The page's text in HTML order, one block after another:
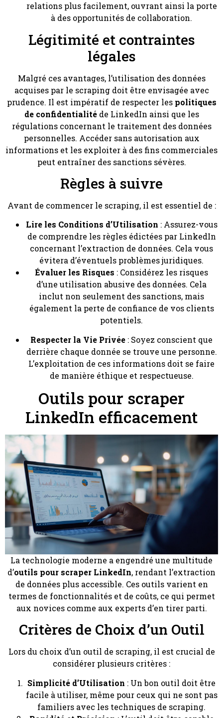
relations plus facilement, ouvrant ainsi la porte
à des opportunités de collaboration.
Légitimité et contraintes
légales
Malgré ces avantages, l’utilisation des données
acquises par le scraping doit être envisagée avec
prudence. Il est impératif de respecter les politiques
de confidentialitéde LinkedIn ainsi que les
régulations concernant le traitement des données
personnelles. Accéder sans autorisation aux
informations et les exploiter à des fins commerciales
peut entraîner des sanctions sévères.
Règles à suivre
Avant de commencer le scraping, il est essentiel de :
Lire les Conditions d’Utilisation : Assurez-vous
de comprendre les règles édictées par LinkedIn
concernant l’extraction de données. Cela vous
évitera d’éventuels problèmes juridiques.
Évaluer les Risques : Considérez les risques
d’une utilisation abusive des données. Cela
inclut non seulement des sanctions, mais
également la perte de confiance de vos clients
potentiels.
Respecter la Vie Privée : Soyez conscient que
derrière chaque donnée se trouve une personne.
L’exploitation de ces informations doit se faire
de manière éthique et respectueuse.
Outils pour scraper
LinkedIn efficacement
La technologie moderne a engendré une multitude
d’outils pour scraper LinkedIn, rendant l’extraction
de données plus accessible. Ces outils varient en
termes de fonctionnalités et de coûts, ce qui permet
aux novices comme aux experts d’en tirer parti.
Critères de Choix d’un Outil
Lors du choix d’un outil de scraping, il est crucial de
considérer plusieurs critères :
Simplicité d’Utilisation : Un bon outil doit être
facile à utiliser, même pour ceux qui ne sont pas
familiers avec les techniques de scraping.